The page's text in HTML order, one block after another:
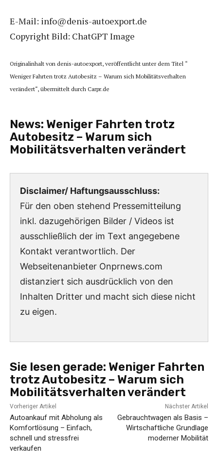
E-Mail: info@denis-autoexport.de
Copyright Bild: ChatGPT Image
Originalinhalt von denis-autoexport, veröffentlicht unter dem Titel “
Weniger Fahrten trotz Autobesitz – Warum sich Mobilitätsverhalten
verändert“, übermittelt durch Carpr.de
News: Weniger Fahrten trotz
Autobesitz – Warum sich
Mobilitätsverhalten verändert
Disclaimer/ Haftungsausschluss:
Für den oben stehend Pressemitteilung
inkl. dazugehörigen Bilder / Videos ist
ausschließlich der im Text angegebene
Kontakt verantwortlich. Der
Webseitenanbieter Onprnews.com
distanziert sich ausdrücklich von den
Inhalten Dritter und macht sich diese nicht
zu eigen.
Sie lesen gerade: Weniger Fahrten
trotz Autobesitz – Warum sich
Mobilitätsverhalten verändert
Vorheriger Artikel
Autoankauf mit Abholung als
Komfortlösung – Einfach,
schnell und stressfrei
verkaufen
Nächster Artikel
Gebrauchtwagen als Basis –
Wirtschaftliche Grundlage
moderner Mobilität